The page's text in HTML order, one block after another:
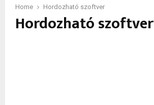
Home Hordozható szoftver
Hordozható szoftver